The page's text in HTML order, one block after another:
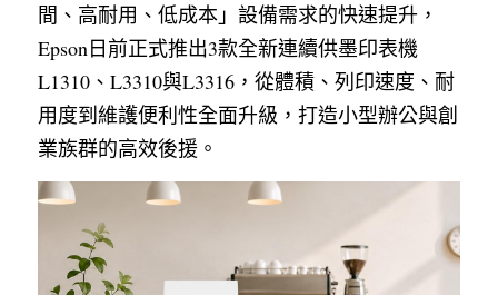
間、高耐用、低成本」設備需求的快速提升，
Epson日前正式推出3款全新連續供墨印表機
L1310、L3310與L3316，從體積、列印速度、耐
用度到維護便利性全面升級，打造小型辦公與創
業族群的高效後援。